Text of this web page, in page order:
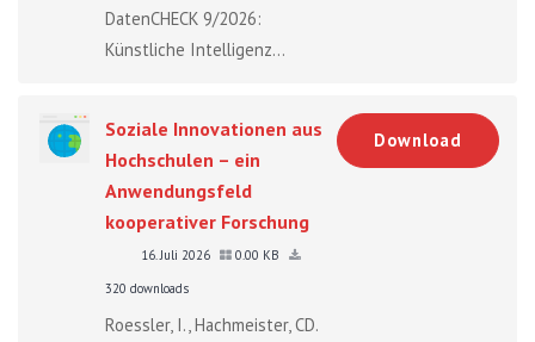
DatenCHECK 9/2026:
Künstliche Intelligenz...
Soziale Innovationen aus
Hochschulen – ein
Anwendungsfeld
kooperativer Forschung
16. Juli 2026
0.00 KB
320 downloads
Roessler, I., Hachmeister, CD.
Download